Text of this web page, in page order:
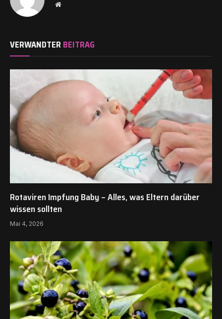
Website
VERWANDTER BEITRAG
Rotaviren Impfung Baby – Alles, was Eltern darüber
wissen sollten
Mai 4, 2026